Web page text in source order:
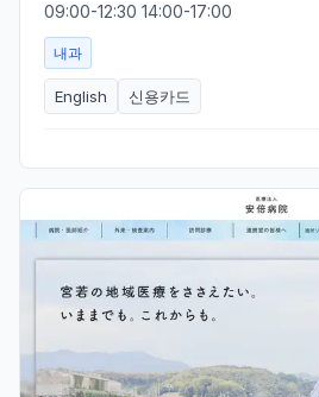
09:00-12:30 14:00-17:00
내과
English 신용카드